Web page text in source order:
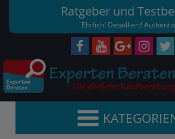
Ratgeber und
Ehrlich! Detailliert!